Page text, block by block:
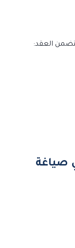
العقد:
صياغة